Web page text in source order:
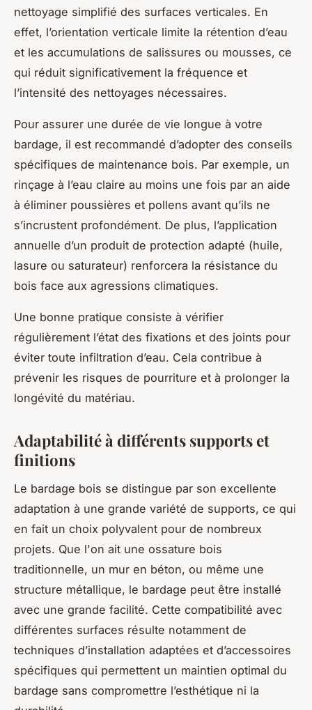
nettoyage simplifié des surfaces verticales. En
effet, l’orientation verticale limite la rétention d’eau
et les accumulations de salissures ou mousses, ce
qui réduit significativement la fréquence et
l’intensité des nettoyages nécessaires.
Pour assurer une durée de vie longue à votre
bardage, il est recommandé d’adopter des conseils
spécifiques de maintenance bois. Par exemple, un
rinçage à l’eau claire au moins une fois par an aide
à éliminer poussières et pollens avant qu’ils ne
s’incrustent profondément. De plus, l’application
annuelle d’un produit de protection adapté (huile,
lasure ou saturateur) renforcera la résistance du
bois face aux agressions climatiques.
Une bonne pratique consiste à vérifier
régulièrement l’état des fixations et des joints pour
éviter toute infiltration d’eau. Cela contribue à
prévenir les risques de pourriture et à prolonger la
longévité du matériau.
Adaptabilité à différents supports et
finitions
Le bardage bois se distingue par son excellente
adaptation à une grande variété de supports, ce qui
en fait un choix polyvalent pour de nombreux
projets. Que l'on ait une ossature bois
traditionnelle, un mur en béton, ou même une
structure métallique, le bardage peut être installé
avec une grande facilité. Cette compatibilité avec
différentes surfaces résulte notamment de
techniques d’installation adaptées et d’accessoires
spécifiques qui permettent un maintien optimal du
bardage sans compromettre l’esthétique ni la